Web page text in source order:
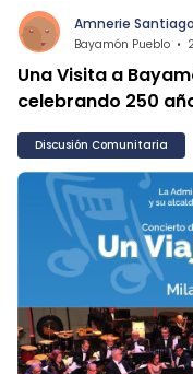
Amnerie Santiago
Bayamón Pueblo •
Una Visita a
celebrando 250
Discusión Comunitaria